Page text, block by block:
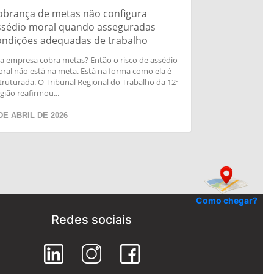
de metas não configura
moral quando asseguradas
adequadas de trabalho
empresa cobra metas? Então o risco de assédio
não está na meta. Está na forma como ela é
O Tribunal Regional do Trabalho da 12ª
reafirmou...
ABRIL DE 2026
Como chegar?
Redes sociais